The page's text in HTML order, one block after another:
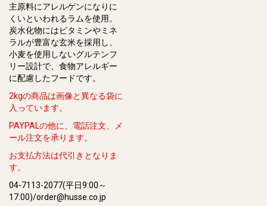
主原料にアレルゲンになりに
くいといわれるラムを使用。
炭⽔化物にはビタミンやミネ
ラルが豊富な⽞⽶を採⽤し、
⼩⻨を使⽤しないグルテンフ
リー設計で、⾷物アレルギー
に配慮したフードです。
2kgの商品は画像と異なる袋に
入っています。
PAYPALの他に、電話注文、メ
ール注文を承ります。
お支払方法は代引きとなりま
す。
04-7113-2077(平日9:00～
17:00)/order@husse.co.jp